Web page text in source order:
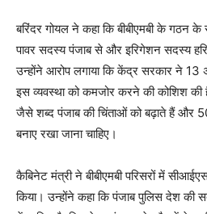
बरिंदर गोयल ने कहा कि बीबीएमबी के गठन के
पावर सदस्य पंजाब से और इरिगेशन सदस्य
उन्होंने आरोप लगाया कि केंद्र सरकार ने 13
इस व्यवस्था को कमजोर करने की कोशिश की
जैसे शब्द पंजाब की चिंताओं को बढ़ाते हैं और
बनाए रखा जाना चाहिए।
कैबिनेट मंत्री ने बीबीएमबी परिसरों में
किया। उन्होंने कहा कि पंजाब पुलिस देश की